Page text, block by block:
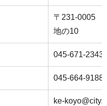
〒231-0005
地の10
045-671-2343
045-664-9188
ke-